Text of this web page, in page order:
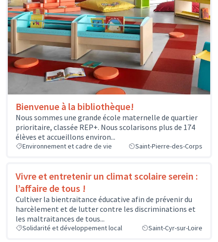
Bienvenue à la bibliothèque!
Nous sommes une grande école maternelle de quartier
prioritaire, classée REP+. Nous scolarisons plus de 174
élèves et accueillons environ...
Environnement et cadre de vie Saint-Pierre-des-Corps
Vivre et entretenir un climat scolaire serein :
l’affaire de tous !
Cultiver la bientraitance éducative afin de prévenir du
harcèlement et de lutter contre les discriminations et
les maltraitances de tous...
Solidarité et développement local Saint-Cyr-sur-Loire